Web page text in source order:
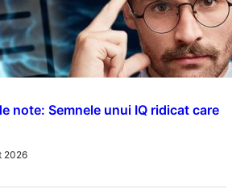
note: Semnele unui IQ ridicat care
2026